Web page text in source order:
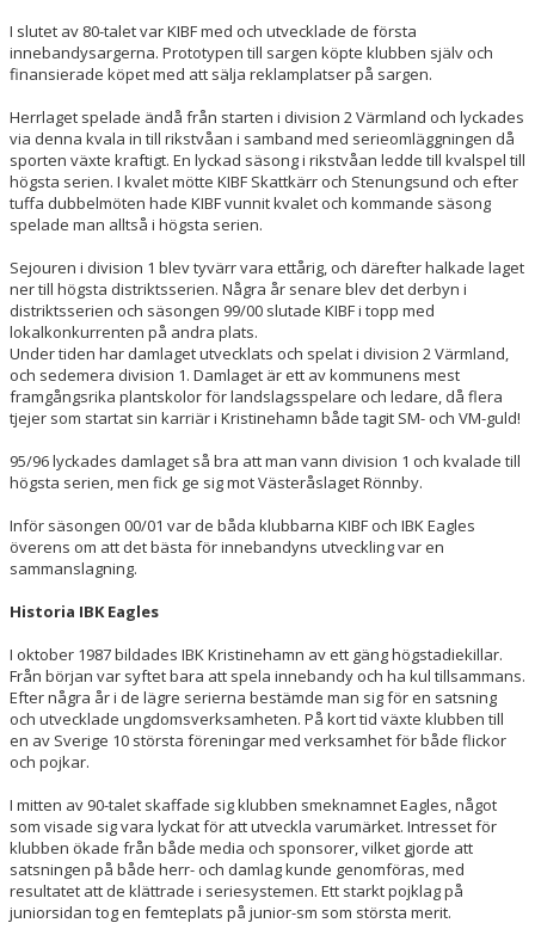
MEDLEMSKAP
TRÄNINGSTIDER
FÖRENINGSKLÄDER
KIOSK
DOMARE
I slutet av 80-talet var KIBF med och utvecklade de första
innebandysargerna. Prototypen till sargen köpte klubben själv och
finansierade köpet med att sälja reklamplatser på sargen.
Herrlaget spelade ändå från starten i division 2 Värmland och lyckades
via denna kvala in till rikstvåan i samband med serieomläggningen då
sporten växte kraftigt. En lyckad säsong i rikstvåan ledde till kvalspel till
högsta serien. I kvalet mötte KIBF Skattkärr och Stenungsund och efter
tuffa dubbelmöten hade KIBF vunnit kvalet och kommande säsong
spelade man alltså i högsta serien.
Sejouren i division 1 blev tyvärr vara ettårig, och därefter halkade laget
ner till högsta distriktsserien. Några år senare blev det derbyn i
distriktsserien och säsongen 99/00 slutade KIBF i topp med
lokalkonkurrenten på andra plats.
Under tiden har damlaget utvecklats och spelat i division 2 Värmland,
och sedemera division 1. Damlaget är ett av kommunens mest
framgångsrika plantskolor för landslagsspelare och ledare, då flera
tjejer som startat sin karriär i Kristinehamn både tagit SM- och VM-guld!
95/96 lyckades damlaget så bra att man vann division 1 och kvalade till
högsta serien, men fick ge sig mot Västeråslaget Rönnby.
Inför säsongen 00/01 var de båda klubbarna KIBF och IBK Eagles
överens om att det bästa för innebandyns utveckling var en
sammanslagning.
Historia IBK Eagles
I oktober 1987 bildades IBK Kristinehamn av ett gäng högstadiekillar.
Från början var syftet bara att spela innebandy och ha kul tillsammans.
Efter några år i de lägre serierna bestämde man sig för en satsning
och utvecklade ungdomsverksamheten. På kort tid växte klubben till
en av Sverige 10 största föreningar med verksamhet för både flickor
och pojkar.
I mitten av 90-talet skaffade sig klubben smeknamnet Eagles, något
som visade sig vara lyckat för att utveckla varumärket. Intresset för
klubben ökade från både media och sponsorer, vilket gjorde att
satsningen på både herr- och damlag kunde genomföras, med
resultatet att de klättrade i seriesystemen. Ett starkt pojklag på
juniorsidan tog en femteplats på junior-sm som största merit.